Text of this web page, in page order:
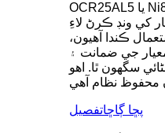
OCR25AL5 يا Ni80Cr20 حرارتي تار استعمال
کي ونڊ ڪرڻ لاءِ
ڪندا آهيون،
جي ضمانت ۽
سگهون ٿا. اهو
پڇا ڳاڇاتفصيل